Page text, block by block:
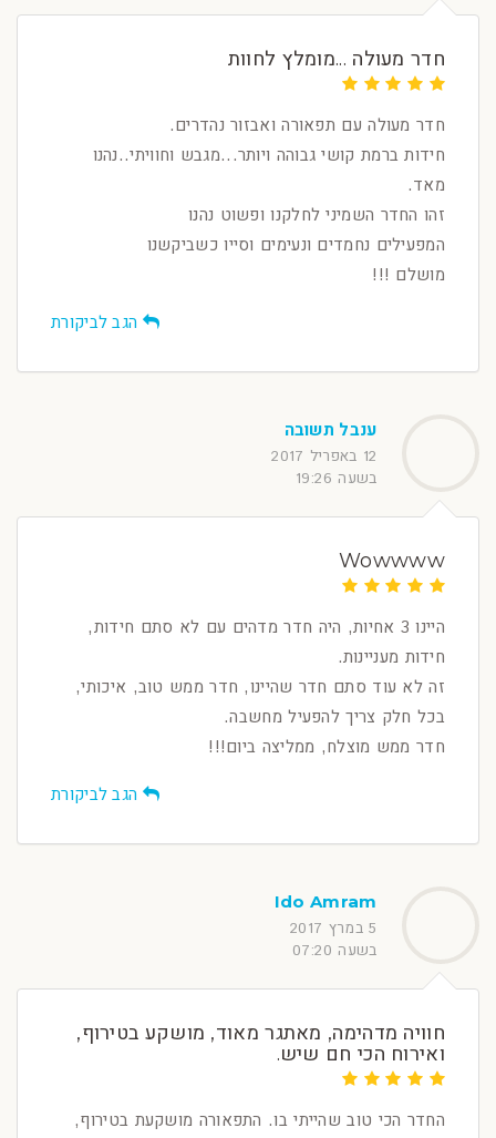
חדר מעולה ...מומלץ לחוות
חדר מעולה עם תפאורה ואבזור נהדרים.
חידות ברמת קושי גבוהה ויותר...מגבש וחוויתי..נהנו
מאד.
זהו החדר השמיני לחלקנו ופשוט נהנו
המפעילים נחמדים ונעימים וסייו כשביקשנו
מושלם !!!
הגב לביקורת
ענבל תשובה
12 באפריל 2017
בשעה 19:26
Wowwww
היינו 3 אחיות, היה חדר מדהים עם לא סתם חידות,
חידות מעניינות.
זה לא עוד סתם חדר שהיינו, חדר ממש טוב, איכותי,
בכל חלק צריך להפעיל מחשבה.
חדר ממש מוצלח, ממליצה ביום!!!
הגב לביקורת
Ido Amram
5 במרץ 2017
בשעה 07:20
חוויה מדהימה, מאתגר מאוד, מושקע בטירוף,
ואירוח הכי חם שיש.
החדר הכי טוב שהייתי בו. התפאורה מושקעת בטירוף,